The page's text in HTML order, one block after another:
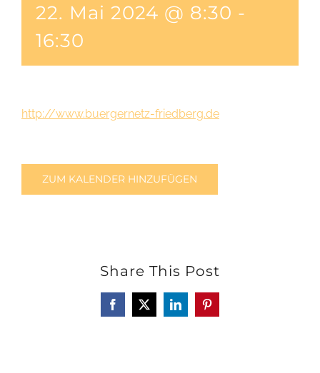
22. Mai 2024 @ 8:30 -
16:30
http://www.buergernetz-friedberg.de
ZUM KALENDER HINZUFÜGEN
Share This Post
Facebook
X LinkedInPinterest